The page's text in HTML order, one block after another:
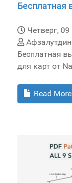
Бесплатная
Четверг,
Бесплатная
для карт от
Read More